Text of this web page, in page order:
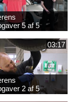
5 af 5
03:17
2 af 5